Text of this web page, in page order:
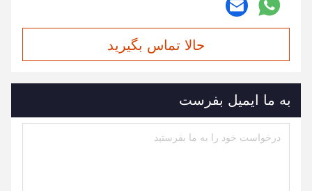
حالا تماس بگیرید
به ما ایمیل بفرست